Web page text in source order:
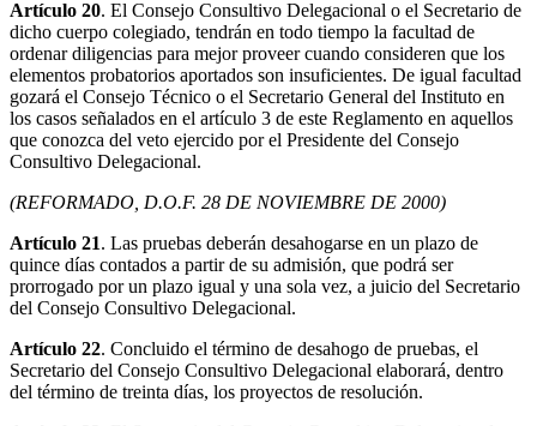
Artículo 20. El Consejo Consultivo Delegacional o el Secretario de
dicho cuerpo colegiado, tendrán en todo tiempo la facultad de
ordenar diligencias para mejor proveer cuando consideren que los
elementos probatorios aportados son insuficientes. De igual facultad
gozará el Consejo Técnico o el Secretario General del Instituto en
los casos señalados en el artículo 3 de este Reglamento en aquellos
que conozca del veto ejercido por el Presidente del Consejo
Consultivo Delegacional.
(REFORMADO, D.O.F. 28 DE NOVIEMBRE DE 2000)
Artículo 21. Las pruebas deberán desahogarse en un plazo de
quince días contados a partir de su admisión, que podrá ser
prorrogado por un plazo igual y una sola vez, a juicio del Secretario
del Consejo Consultivo Delegacional.
Artículo 22. Concluido el término de desahogo de pruebas, el
Secretario del Consejo Consultivo Delegacional elaborará, dentro
del término de treinta días, los proyectos de resolución.